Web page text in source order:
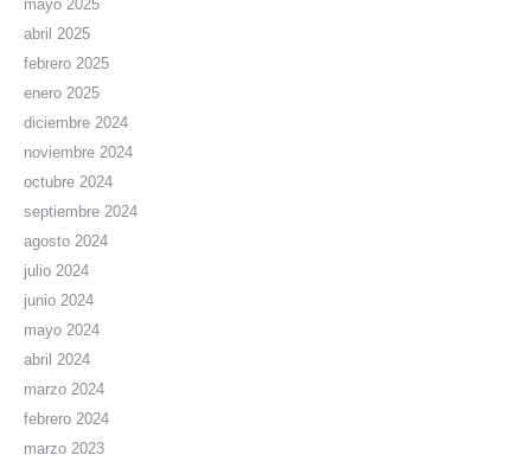
mayo 2025
abril 2025
febrero 2025
enero 2025
diciembre 2024
noviembre 2024
octubre 2024
septiembre 2024
agosto 2024
julio 2024
junio 2024
mayo 2024
abril 2024
marzo 2024
febrero 2024
marzo 2023